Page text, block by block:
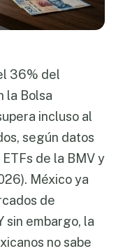
36% del
la Bolsa
incluso al
según datos
de la BMV y
México ya
de
sin embargo, la
no sabe